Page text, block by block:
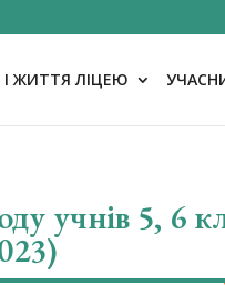
ЖИТТЯ ЛІЦЕЮ
учнів 5, 6